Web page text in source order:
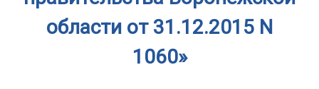
области от 31.12.2015 N
1060»